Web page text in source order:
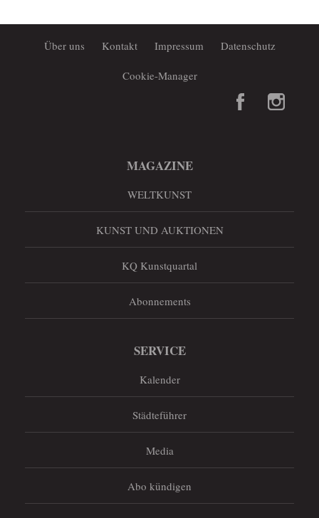
Über uns Kontakt Impressum Datenschutz
Cookie-Manager
MAGAZINE
WELTKUNST
KUNST UND AUKTIONEN
KQ Kunstquartal
Abonnements
SERVICE
Kalender
Städteführer
Media
Abo kündigen